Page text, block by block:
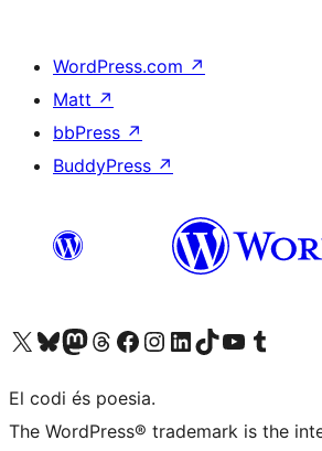
WordPress.com ↗
Matt ↗
bbPress ↗
BuddyPress ↗
Visiteu el nostre compte X (abans Twitter)
Visiteu el nostre compte de Bluesky
Visiteu el nostre compte al Mastodon
Visiteu el nostre compte de Threads
Visiteu la nostra pàgina al Facebook
Visiteu el nostre compte d'Instagram
Visiteu el nostre compte de LinkedIn
Visiteu el nostre compte de TikTok
Visiteu el nostre canal al YouTube
Visiteu el nostre compte de Tumblr
El codi és poesia.
The WordPress® trademark is the